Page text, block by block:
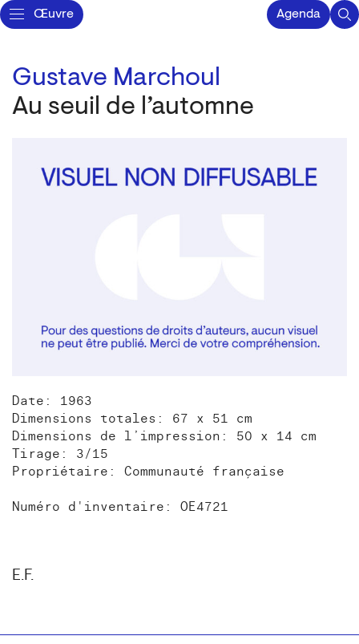
Œuvre Agenda
Gustave Marchoul
Au seuil de l’automne
Date: 1963
Dimensions totales: 67 x 51 cm
Dimensions de l’impression: 50 x 14 cm
Tirage: 3/15
Propriétaire: Communauté française
Numéro d'inventaire: OE4721
E.F.